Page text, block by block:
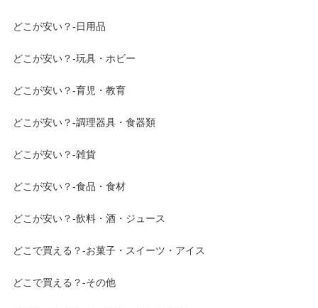
どこが安い？-日用品
どこが安い？-玩具・ホビー
どこが安い？-育児・教育
どこが安い？-調理器具・食器類
どこが安い？-雑貨
どこが安い？-食品・食材
どこが安い？-飲料・酒・ジュース
どこで買える？-お菓子・スイーツ・アイス
どこで買える？-その他